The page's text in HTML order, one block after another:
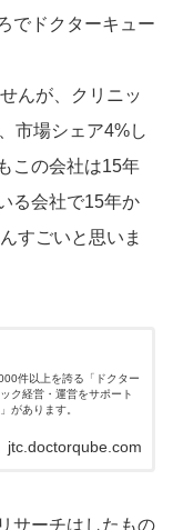
でドクターキュー
んが、クリニッ
市場シェア4%し
この会社は15年
る会社で15年か
すごいと思いま
件以上を誇る「ドクター
ク経営・運営をサポート
があります。
jtc.doctorqube.com
サーチはしたもの